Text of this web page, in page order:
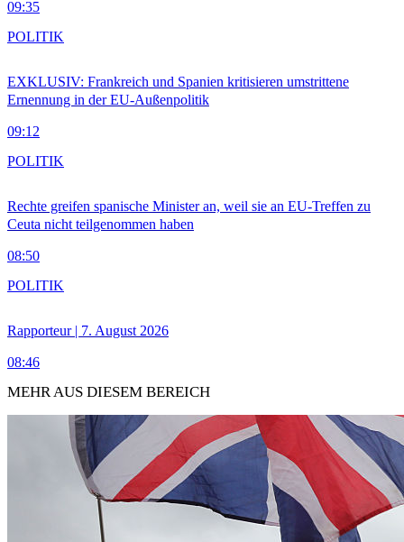
09:35
EXKLUSIV: Frankreich und Spanien kritisieren umstrittene
Ernennung in der EU-Außenpolitik
09:12
POLITIK
Rechte greifen spanische Minister an, weil sie an EU-Treffen zu
Ceuta nicht teilgenommen haben
08:50
POLITIK
Rapporteur | 7. August 2026
08:46
POLITIK
MEHR AUS DIESEM BEREICH